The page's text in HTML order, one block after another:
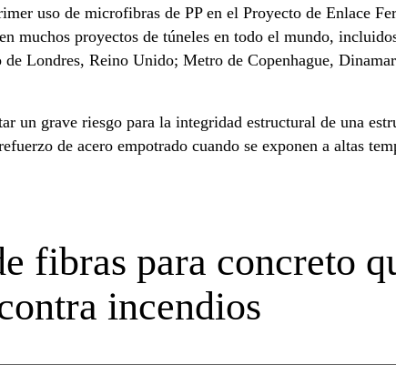
uso de microfibras de PP en el Proyecto de Enlace
muchos proyectos de túneles en todo el mundo,
Londres, Reino Unido; Metro de Copenhague,
un grave riesgo para la integridad estructural de una
de acero empotrado cuando se exponen a altas
fibras para concreto
incendios